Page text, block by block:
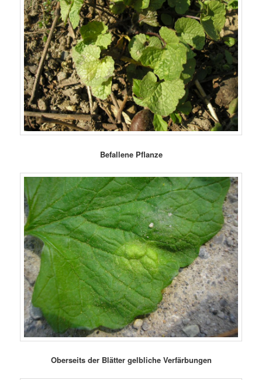
Befallene Pflanze
Oberseits der Blätter gelbliche Verfärbungen